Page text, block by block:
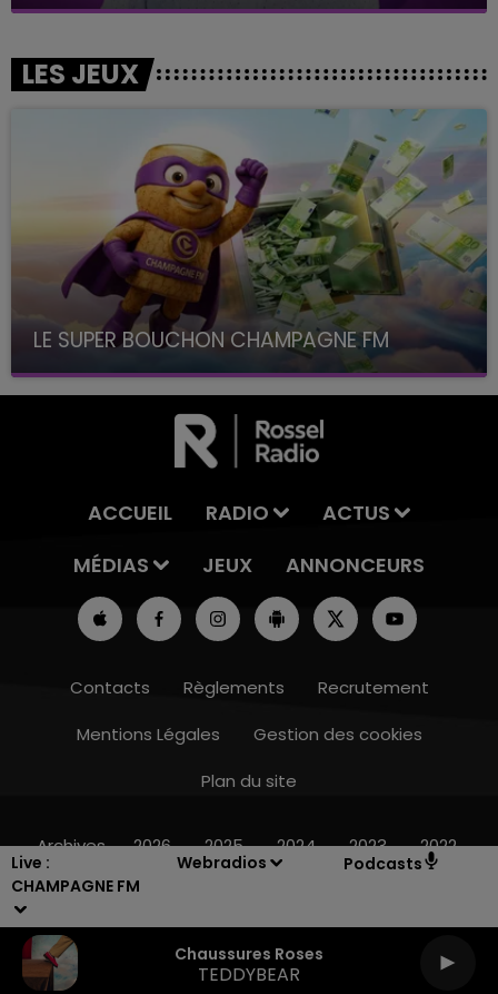
Live :
CHAMPAGNE FM
Webradios Podcasts
Chaussures Roses
TEDDYBEAR
16h00 - 20h00
LES JEUX
LE SUPER BOUCHON CHAMPAGNE FM
avec La Famille Champagne FM, à 8H10
ACCUEIL RADIO
ACTUS
MÉDIAS
JEUX ANNONCEURS
Contacts Règlements
Recrutement
Mentions Légales
Gestion des cookies
Plan du site
Archives 2026 2025 2024 2023 2022